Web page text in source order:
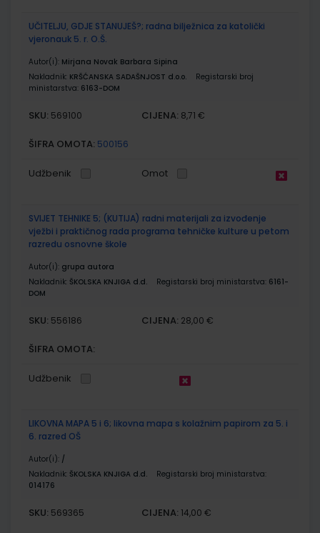
UČITELJU, GDJE STANUJEŠ?; radna bilježnica za katolički
vjeronauk 5. r. O.Š.
Autor(i): Mirjana Novak Barbara Sipina
Nakladnik: KRŠĆANSKA SADAŠNJOST d.o.o.
Registarski broj
ministarstva: 6163-DOM
SKU: 569100 CIJENA: 8,71 €
ŠIFRA OMOTA: 500156
Udžbenik Omot
SVIJET TEHNIKE 5; (KUTIJA) radni materijali za izvođenje
vježbi i praktičnog rada programa tehničke kulture u petom
razredu osnovne škole
Autor(i): grupa autora
Nakladnik: ŠKOLSKA KNJIGA d.d. Registarski broj ministarstva: 6161-
DOM
SKU: 556186 CIJENA: 28,00 €
ŠIFRA OMOTA:
Udžbenik
LIKOVNA MAPA 5 i 6; likovna mapa s kolažnim papirom za 5. i
6. razred OŠ
Autor(i): /
Nakladnik: ŠKOLSKA KNJIGA d.d.
Registarski broj ministarstva:
014176
SKU: 569365 CIJENA: 14,00 €